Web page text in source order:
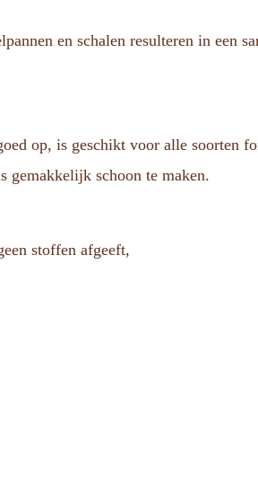
en schalen resulteren in een
op, is geschikt voor alle soorten
gemakkelijk schoon te maken.
stoffen afgeeft,